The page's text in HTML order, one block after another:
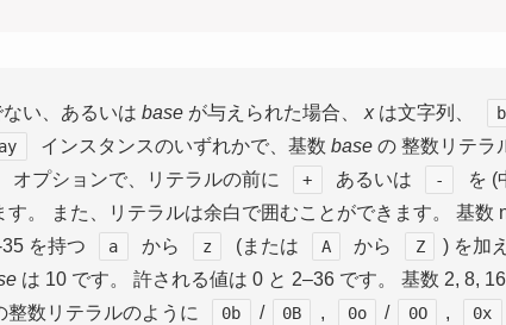
い、あるいは base が与えられた場合、 xは文字列、
インスタンスのいずれかで、基数 baseの 整数 リテラ
オプションで、リテラルの前に
+ あるいは -
を (
す。 また、リテラルは余白で囲むことができます。 基数
を持つ
a から z (または A から Z
) を加
は 10 です。 許される値は 0 と 2–36 です。 基数 2, 8,
整数リテラルのように
0b / 0B , 0o / 0O , 0x